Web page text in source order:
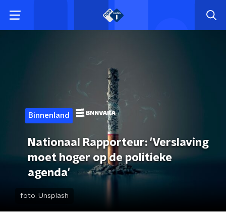
Binnenland
Nationaal Rapporteur: 'Verslaving
moet hoger op de politieke
agenda'
foto: Unsplash